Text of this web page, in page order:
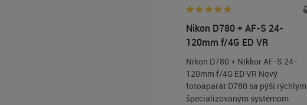
Nikon D780 + AF-S 24-
120mm f/4G ED VR
Nikon D780 + Nikkor AF-S 24-
120mm f/4G ED VR Nový
fotoaparát D780 sa pýši rýchlym
špecializovaným systémom